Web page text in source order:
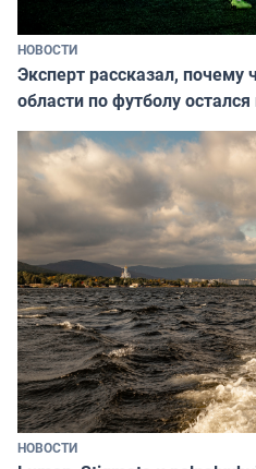
НОВОСТИ
Эксперт рассказал,
области по футболу
НОВОСТИ